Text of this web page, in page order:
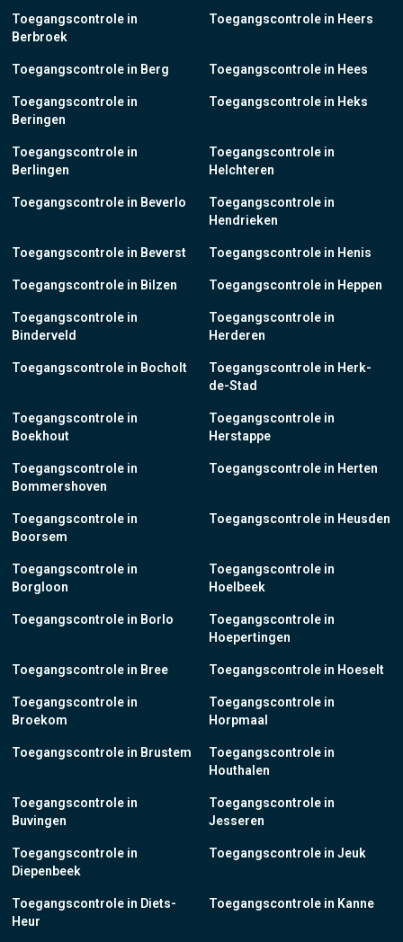
Toegangscontrole in
Berbroek
Toegangscontrole in Berg
Toegangscontrole in
Beringen
Toegangscontrole in
Berlingen
Toegangscontrole in Beverlo
Toegangscontrole in Beverst
Toegangscontrole in Bilzen
Toegangscontrole in
Binderveld
Toegangscontrole in Bocholt
Toegangscontrole in
Boekhout
Toegangscontrole in
Bommershoven
Toegangscontrole in
Boorsem
Toegangscontrole in
Borgloon
Toegangscontrole in Borlo
Toegangscontrole in Bree
Toegangscontrole in
Broekom
Toegangscontrole in Brustem
Toegangscontrole in
Buvingen
Toegangscontrole in
Diepenbeek
Toegangscontrole in Diets-
Heur
Toegangscontrole in Heers
Toegangscontrole in Hees
Toegangscontrole in Heks
Toegangscontrole in
Helchteren
Toegangscontrole in
Hendrieken
Toegangscontrole in Henis
Toegangscontrole in Heppen
Toegangscontrole in
Herderen
Toegangscontrole in Herk-
de-Stad
Toegangscontrole in
Herstappe
Toegangscontrole in Herten
Toegangscontrole in Heusden
Toegangscontrole in
Hoelbeek
Toegangscontrole in
Hoepertingen
Toegangscontrole in Hoeselt
Toegangscontrole in
Horpmaal
Toegangscontrole in
Houthalen
Toegangscontrole in
Jesseren
Toegangscontrole in Jeuk
Toegangscontrole in Kanne